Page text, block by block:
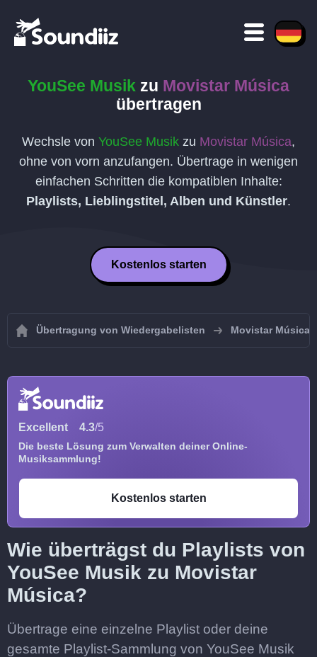
YouSee Musik zu Movistar Música
übertragen
Wechsle von YouSee Musik zu Movistar Música,
ohne von vorn anzufangen. Übertrage in wenigen
einfachen Schritten die kompatiblen Inhalte:
Playlists, Lieblingstitel, Alben und Künstler.
Kostenlos starten
Übertragung von Wiedergabelisten Movistar Música
Excellent 4.3/5
Die beste Lösung zum Verwalten deiner Online-
Musiksammlung!
Kostenlos starten
Wie überträgst du Playlists von
YouSee Musik zu Movistar
Música?
Übertrage eine einzelne Playlist oder deine
gesamte Playlist-Sammlung von YouSee Musik